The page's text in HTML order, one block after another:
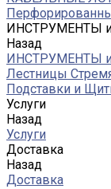
ИНСТРУМЕНТЫ
Назад
ИНСТРУМЕНТЫ
Лестницы
Подставки и
Услуги
Назад
Услуги
Доставка
Назад
Доставка